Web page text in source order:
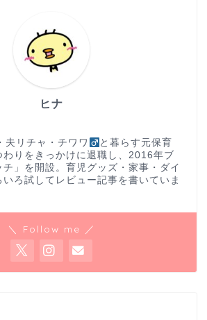
ヒナ
夫リチャ・チワワ
と暮らす元保育
わりをきっかけに退職し、2016年ブ
チ」を開設。育児グッズ・家事・ダイ
ろ試してレビュー記事を書いていま
＼ Follow me ／